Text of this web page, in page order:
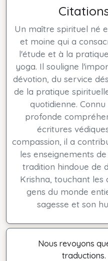
Un maître spirituel né
et moine qui a
l'étude et à la
yoga. Il souligne
dévotion, du service
de la pratique
quotidienne.
profonde
écritures
compassion, il a
les enseignements
tradition hindoue de
Krishna, touchant
gens du monde
sagesse et son
Nous revoyons
traductions.